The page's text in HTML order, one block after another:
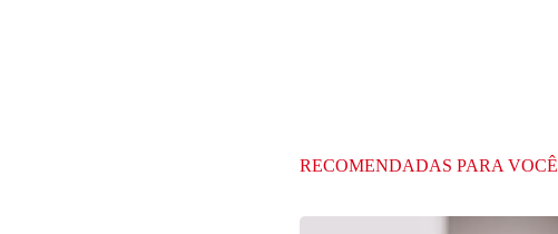
RECOMENDADAS PARA VOCÊ